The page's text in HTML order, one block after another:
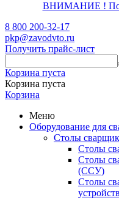
ВНИМАНИЕ !
8 800 200-32-17
pkp@zavodvto.ru
Получить прайс-лист
Корзина пуста
Корзина пуста
Корзина
Меню
Оборудование для
Столы
Столы
Столы
(ССУ)
Столы